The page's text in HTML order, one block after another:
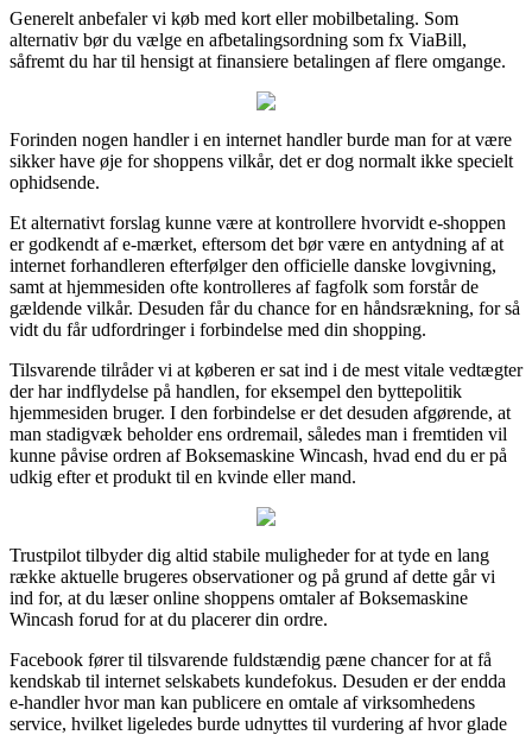
Generelt anbefaler vi køb med kort eller mobilbetaling. Som
alternativ bør du vælge en afbetalingsordning som fx ViaBill,
såfremt du har til hensigt at finansiere betalingen af flere omgange.
Forinden nogen handler i en internet handler burde man for at være
sikker have øje for shoppens vilkår, det er dog normalt ikke specielt
ophidsende.
Et alternativt forslag kunne være at kontrollere hvorvidt e-shoppen
er godkendt af e-mærket, eftersom det bør være en antydning af at
internet forhandleren efterfølger den officielle danske lovgivning,
samt at hjemmesiden ofte kontrolleres af fagfolk som forstår de
gældende vilkår. Desuden får du chance for en håndsrækning, for så
vidt du får udfordringer i forbindelse med din shopping.
Tilsvarende tilråder vi at køberen er sat ind i de mest vitale vedtægter
der har indflydelse på handlen, for eksempel den byttepolitik
hjemmesiden bruger. I den forbindelse er det desuden afgørende, at
man stadigvæk beholder ens ordremail, således man i fremtiden vil
kunne påvise ordren af Boksemaskine Wincash, hvad end du er på
udkig efter et produkt til en kvinde eller mand.
Trustpilot tilbyder dig altid stabile muligheder for at tyde en lang
række aktuelle brugeres observationer og på grund af dette går vi
ind for, at du læser online shoppens omtaler af Boksemaskine
Wincash forud for at du placerer din ordre.
Facebook fører til tilsvarende fuldstændig pæne chancer for at få
kendskab til internet selskabets kundefokus. Desuden er der endda
e-handler hvor man kan publicere en omtale af virksomhedens
service, hvilket ligeledes burde udnyttes til vurdering af hvor glade